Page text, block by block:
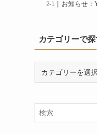
お知らせ：
カテゴリーで
ー
で